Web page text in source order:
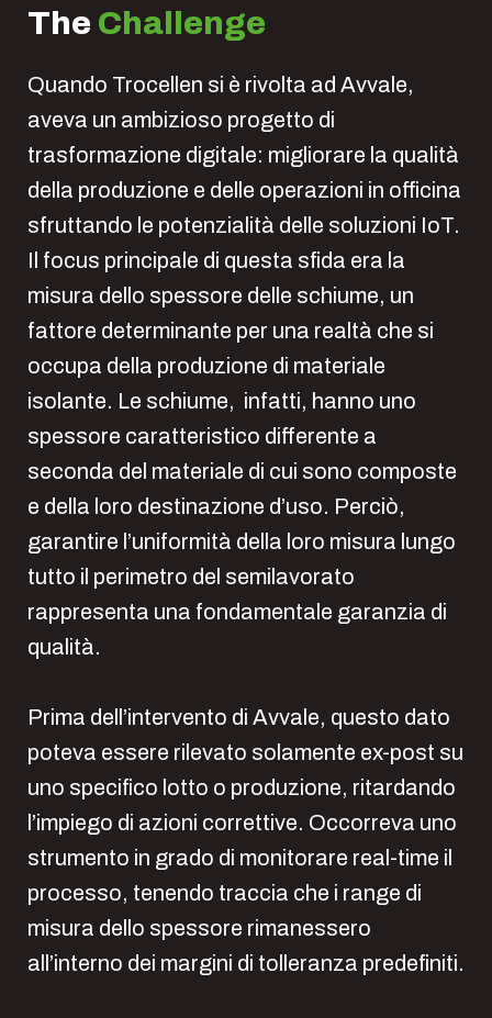
The Challenge
Quando Trocellen si è rivolta ad Avvale,
aveva un ambizioso progetto di
trasformazione digitale: migliorare la qualità
della produzione e delle operazioni in officina
sfruttando le potenzialità delle soluzioni IoT.
Il focus principale di questa sfida era la
misura dello spessore delle schiume, un
fattore determinante per una realtà che si
occupa della produzione di materiale
isolante. Le schiume, infatti, hanno uno
spessore caratteristico differente a
seconda del materiale di cui sono composte
e della loro destinazione d’uso. Perciò,
garantire l’uniformità della loro misura lungo
tutto il perimetro del semilavorato
rappresenta una fondamentale garanzia di
qualità.
Prima dell’intervento di Avvale, questo dato
poteva essere rilevato solamente ex-post su
uno specifico lotto o produzione, ritardando
l’impiego di azioni correttive. Occorreva uno
strumento in grado di monitorare real-time il
processo, tenendo traccia che i range di
misura dello spessore rimanessero
all’interno dei margini di tolleranza predefiniti.